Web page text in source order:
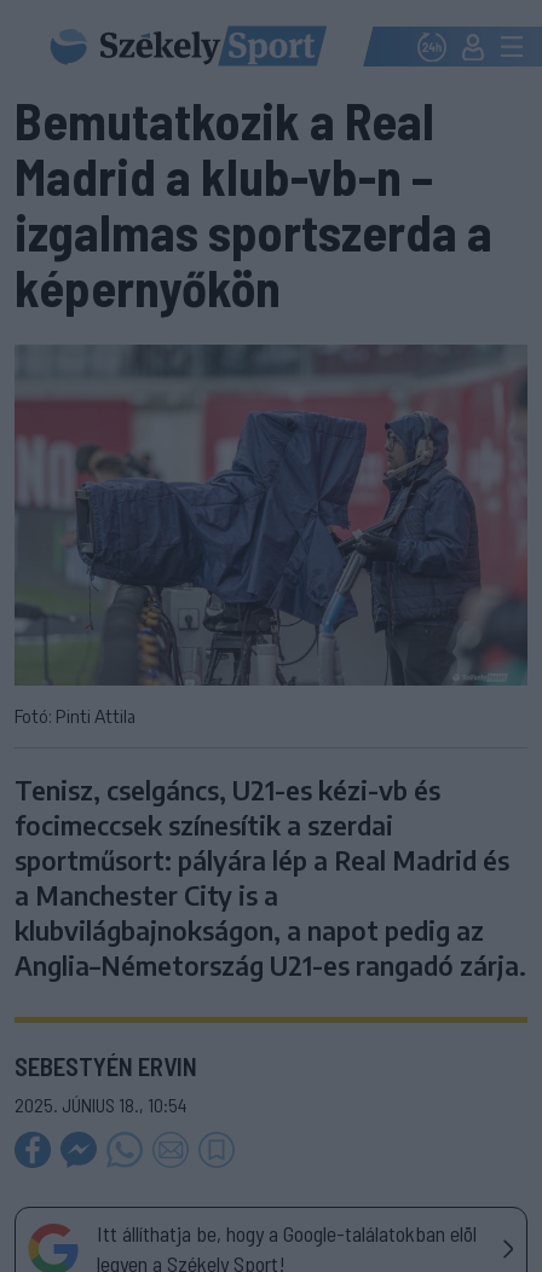
Bemutatkozik a Real
Madrid a klub-vb-n –
izgalmas sportszerda a
képernyőkön
Fotó: Pinti Attila
Tenisz, cselgáncs, U21-es kézi-vb és
focimeccsek színesítik a szerdai
sportműsort: pályára lép a Real Madrid és
a Manchester City is a
klubvilágbajnokságon, a napot pedig az
Anglia–Németország U21-es rangadó zárja.
SEBESTYÉN ERVIN
2025. JÚNIUS 18., 10:54
Itt állíthatja be, hogy a Google-találatokban elöl
legyen a Székely Sport!